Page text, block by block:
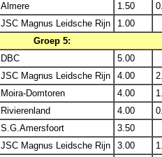
Almere 1.50
JSC Magnus Leidsche Rijn
1.00
Groep 5:
DBC
5.00
JSC Magnus Leidsche Rijn 4.00
Moira-Domtoren 4.00
Rivierenland 4.00
S.G.Amersfoort
3.50
JSC Magnus Leidsche Rijn 3.00